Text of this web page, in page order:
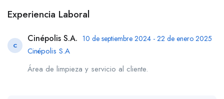
Experiencia Laboral
C
Cinépolis S.A. 10 de septiembre 2024 - 22 de enero 2025
Cinépolis S.A
Área de limpieza y servicio al cliente.